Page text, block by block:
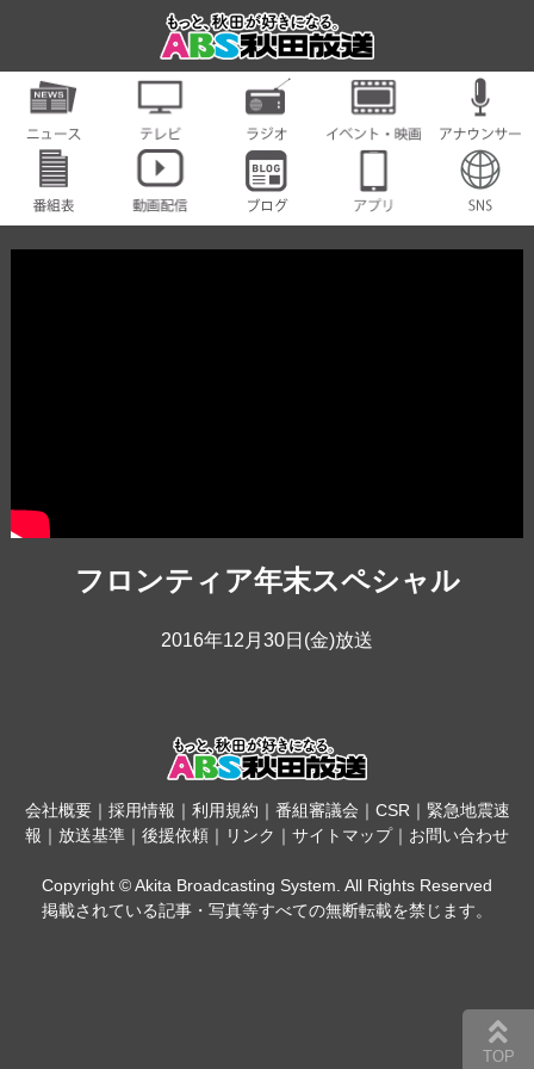
フロンティア年末スペシャル
2016年12月30日(金)放送
会社概要｜ 採用情報 ｜ 利用規約 ｜ 番組審議会 ｜ CSR ｜ 緊急地震速
報 ｜ 放送基準 ｜ 後援依頼 ｜ リンク ｜ サイトマップ｜ お問い合わせ
Copyright © Akita Broadcasting System. All Rights Reserved
掲載されている記事・写真等すべての無断転載を禁じます。